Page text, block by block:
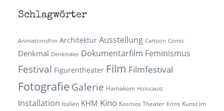
Schlagwörter
Animationsfilm Architektur Ausstellung Cartoon Comic
Denkmal Denkmäler Dokumentarfilm Feminismus
Festival Figurentheater Film Filmfestival
Fotografie Galerie Hamakom Holocaust
Installation Italien KHM Kino Kosmos Theater Krimi Kunst im